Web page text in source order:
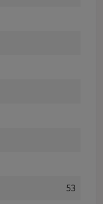
53